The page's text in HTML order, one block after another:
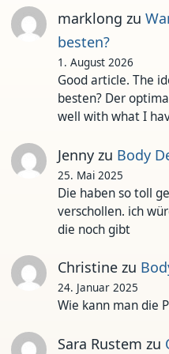
marklong zu
besten?
1. August 2026
Good article. The
besten? Der
well with what I
Jennyzu Body
25. Mai 2025
Die haben so toll
verschollen. ich
die noch gibt
Christinezu
24. Januar 2025
Wie kann man die
Sara Rustem zu